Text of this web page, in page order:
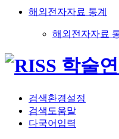
해외전자자료 통계
해외전자자료
검색환경설정
검색도움말
다국어입력